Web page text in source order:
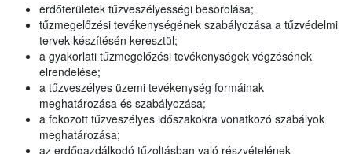
erdőterületek tűzveszélyességi besorolása;
tűzmegelőzési tevékenységének szabályozása a tűzvédelmi
tervek készítésén keresztül;
a gyakorlati tűzmegelőzési tevékenységek végzésének
elrendelése;
a tűzveszélyes üzemi tevékenység formáinak
meghatározása és szabályozása;
a fokozott tűzveszélyes időszakokra vonatkozó szabályok
meghatározása;
az erdőgazdálkodó tűzoltásban való részvételének